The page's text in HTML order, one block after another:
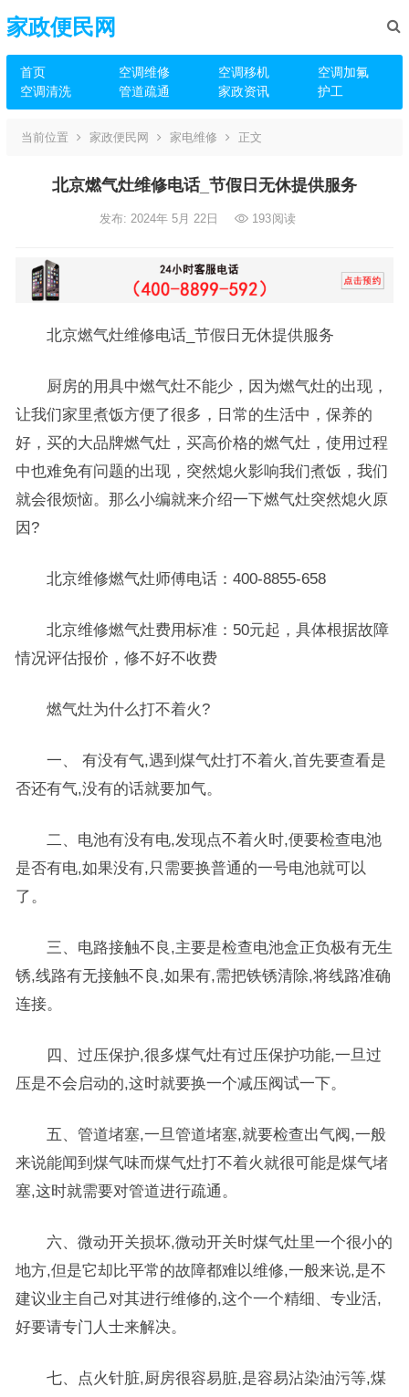
家政便民网
首页 空调维修 空调移机
空调加氟
空调清洗
管道疏通 家政资讯 护工
当前位置 家政便民网 家电维修 正文
北京燃气灶维修电话_节假日无休提供服务
发布: 2024年 5月 22日 193阅读
北京燃气灶维修电话_节假日无休提供服务
厨房的用具中燃气灶不能少，因为燃气灶的出现，
让我们家里煮饭方便了很多，日常的生活中，保养的
好，买的大品牌燃气灶，买高价格的燃气灶，使用过程
中也难免有问题的出现，突然熄火影响我们煮饭，我们
就会很烦恼。那么小编就来介绍一下燃气灶突然熄火原
因?
北京维修燃气灶师傅电话：400-8855-658
北京维修燃气灶费用标准：50元起，具体根据故障
情况评估报价，修不好不收费
燃气灶为什么打不着火?
一、 有没有气,遇到煤气灶打不着火,首先要查看是
否还有气,没有的话就要加气。
二、电池有没有电,发现点不着火时,便要检查电池
是否有电,如果没有,只需要换普通的一号电池就可以
了。
三、电路接触不良,主要是检查电池盒正负极有无生
锈,线路有无接触不良,如果有,需把铁锈清除,将线路准确
连接。
四、过压保护,很多煤气灶有过压保护功能,一旦过
压是不会启动的,这时就要换一个减压阀试一下。
五、管道堵塞,一旦管道堵塞,就要检查出气阀,一般
来说能闻到煤气味而煤气灶打不着火就很可能是煤气堵
塞,这时就需要对管道进行疏通。
六、微动开关损坏,微动开关时煤气灶里一个很小的
地方,但是它却比平常的故障都难以维修,一般来说,是不
建议业主自己对其进行维修的,这个一个精细、专业活,
好要请专门人士来解决。
七、点火针脏,厨房很容易脏,是容易沾染油污等,煤